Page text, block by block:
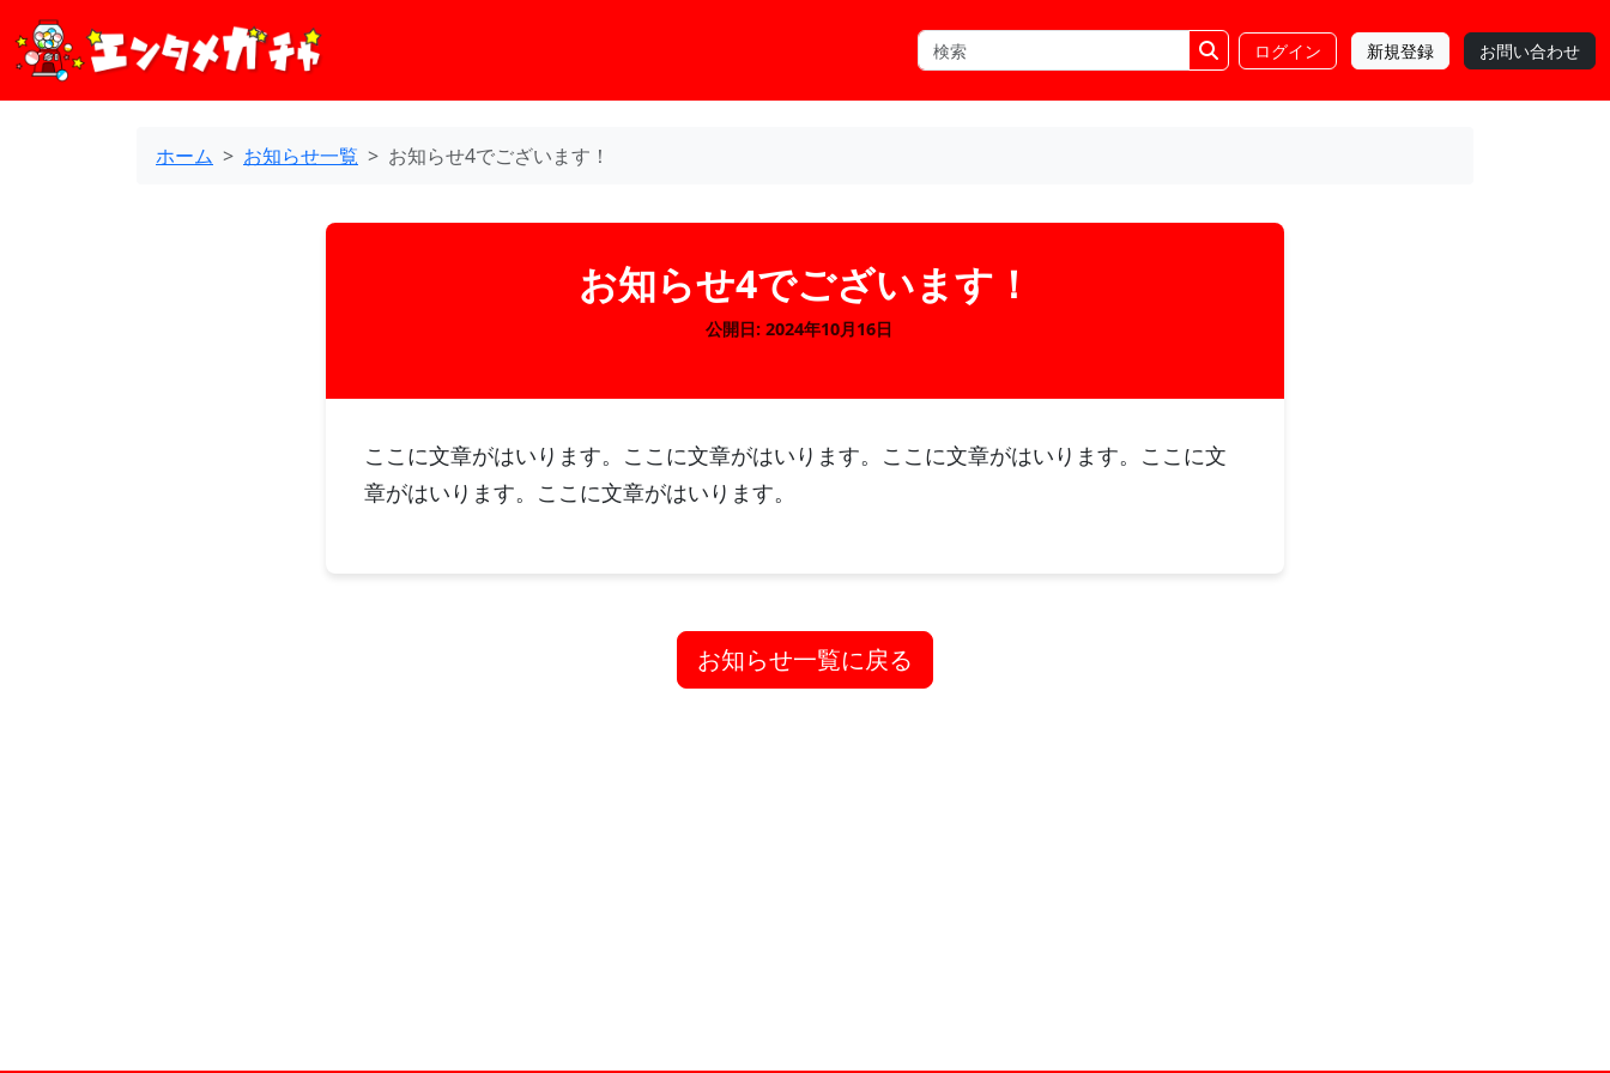
ログイン 新規登録 お問い合わせ
ホーム お知らせ一覧 お知らせ4でございます！
お知らせ4でございます！
公開日: 2024年10月16日
ここに文章がはいります。ここに文章がはいります。ここに文章がはいります。ここに文
章がはいります。ここに文章がはいります。
お知らせ一覧に戻る